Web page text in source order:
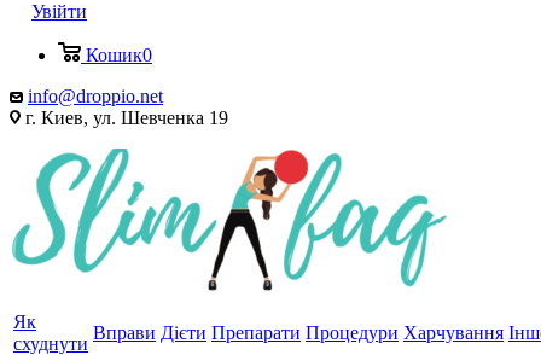
Увійти
Кошик0
info@droppio.net
г. Киев, ул. Шевченка 19
Як
схуднути
Вправи Дієти Препарати Процедури Харчування